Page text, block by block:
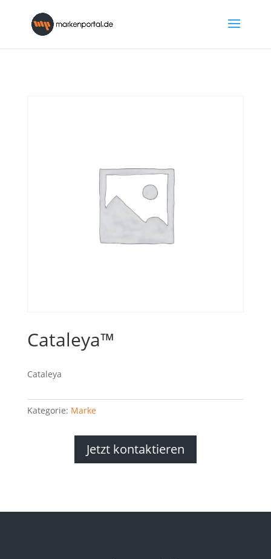
Cataleya™
Cataleya
Kategorie: Marke
Jetzt kontaktieren